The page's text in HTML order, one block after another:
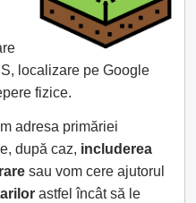
localizare pe Google
fizice.
adresa primăriei
după caz, includerea
sau vom cere ajutorul
astfel încât să le